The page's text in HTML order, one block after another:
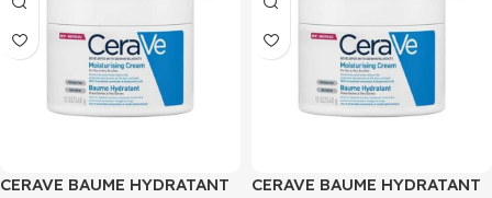
CERAVE BAUME HYDRATANT
CERAVE BAUME HYDRATANT